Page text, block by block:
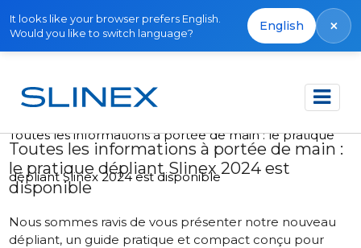
It looks like your browser prefers English.
Would you like to switch language?
English ×
Accueil Actualités
Toutes les informations à portée de main : le pratique
dépliant Slinex 2024 est disponible
Toutes les informations à portée de main :
le pratique dépliant Slinex 2024 est
disponible
Nous sommes ravis de vous présenter notre nouveau
dépliant, un guide pratique et compact conçu pour